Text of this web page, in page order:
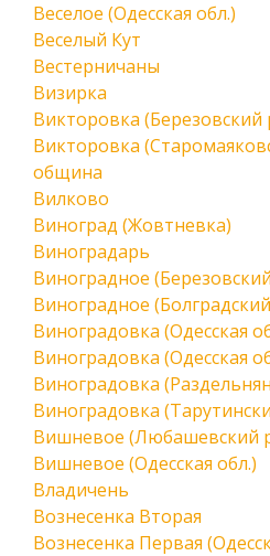
Веселое (Одесская обл.)
Веселый Кут
Вестерничаны
Визирка
Викторовка (Березовский
Викторовка
община
Вилково
Виноград (Жовтневка)
Виноградарь
Виноградное
Виноградное
Виноградовка (Одесская
Виноградовка (Одесская
Виноградовка
Виноградовка
Вишневое (Любашевский
Вишневое (Одесская обл.)
Владичень
Вознесенка Вторая
Вознесенка Первая